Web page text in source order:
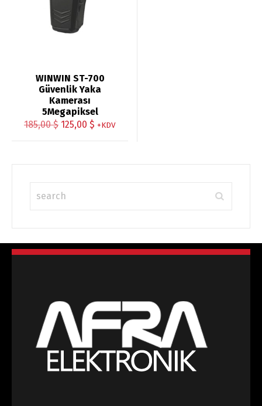
WINWIN ST-700
Güvenlik Yaka
Kamerası
5Megapiksel
185,00$ Orijinal
125,00 $ Şu
+KDV